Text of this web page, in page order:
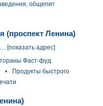
общепит
(проспект Ленина)
[показать адрес]
Фаст-фуд
•
Продукты быстрого